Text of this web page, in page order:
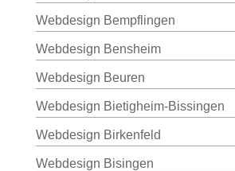
Webdesign Bempflingen
Webdesign Bensheim
Webdesign Beuren
Webdesign Bietigheim-Bissingen
Webdesign Birkenfeld
Webdesign Bisingen